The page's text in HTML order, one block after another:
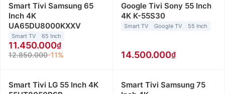
công nghệ Dynamic Crystal Color cho màu sắc chính
xác, công nghệ âm thanh Object Tracking Sound
Lite(OTSLite) và hệ điều hành Tizen với nhiều ứng
dụng giải trí.
Đây là dòng tivi Samsung cao cấp sử dụng kết hợp
Smart Tivi Samsung 65
Inch 4K
UA65DU8000KXXV
Smart TV 65 Inch
11.450.000
12.850.000-11%
Google Tivi Sony 55 Inch
4K K-55S30
Smart TV Google TV 55 Inch
14.500.000
Smart Tivi LG 55 Inch 4K
Smart Tivi Samsung 75